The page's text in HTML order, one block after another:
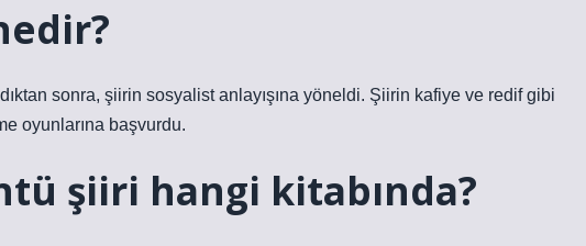
sonra, şiirin sosyalist anlayışına yöneldi. Şiirin kafiye ve redif gibi
oyunlarına başvurdu.
şiiri hangi kitabında?